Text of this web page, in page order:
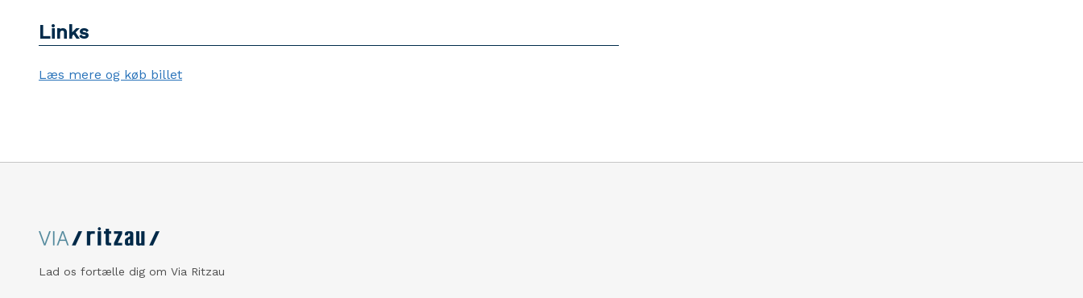
Links
Læs mere og køb billet
Lad os fortælle dig om Via Ritzau